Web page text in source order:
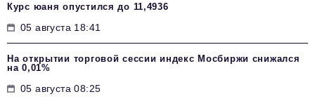
Курс юаня опустился до 11,4936
05 августа 18:41
На открытии торговой сессии индекс Мосбиржи снижался
на 0,01%
05 августа 08:25